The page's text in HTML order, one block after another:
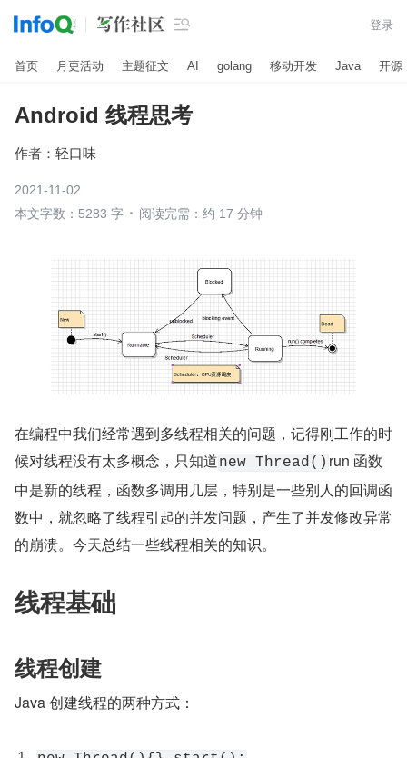
 登录
首页 月更活动 主题征文 AI golang 移动开发 Java 开源
Android 线程思考
作者： 轻口味
2021-11-02
本文字数：5283 字
阅读完需：约 17 分钟
在编程中我们经常遇到多线程相关的问题，记得刚工作的时
候对线程没有太多概念，只知道new Thread() run 函数
中是新的线程，函数多调用几层，特别是一些别人的回调函
数中，就忽略了线程引起的并发问题，产生了并发修改异常
的崩溃。今天总结一些线程相关的知识。
线程基础
线程创建
Java 创建线程的两种方式：